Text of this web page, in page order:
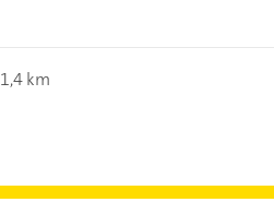
1,4 km